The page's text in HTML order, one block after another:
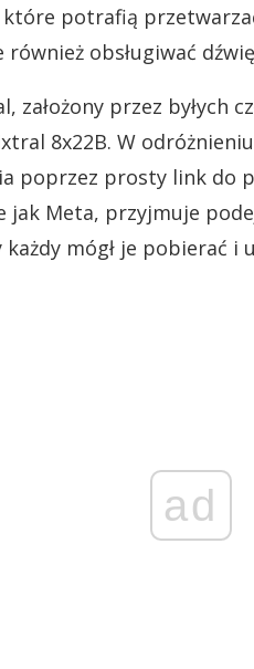
które potrafią
obsługiwać
przez byłych
8x22B. W
poprzez prosty link do
jak Meta, przyjmuje
mógł je pobierać i
ad